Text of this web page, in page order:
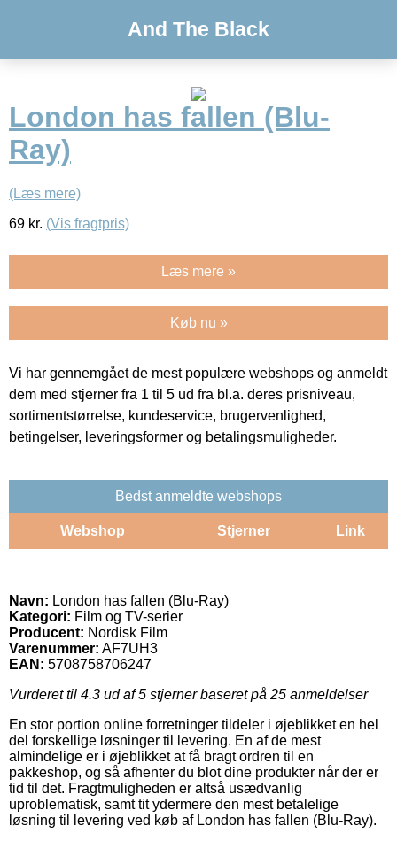
And The Black
London has fallen (Blu-
Ray)
(Læs mere)
69 kr. (Vis fragtpris)
Læs mere »
Køb nu »
Vi har gennemgået de mest populære webshops og anmeldt
dem med stjerner fra 1 til 5 ud fra bl.a. deres prisniveau,
sortimentstørrelse, kundeservice, brugervenlighed,
betingelser, leveringsformer og betalingsmuligheder.
Bedst anmeldte webshops
Webshop Stjerner Link
Navn: London has fallen (Blu-Ray)
Kategori: Film og TV-serier
Producent: Nordisk Film
Varenummer: AF7UH3
EAN: 5708758706247
Vurderet til 4.3 ud af 5 stjerner baseret på 25 anmeldelser
En stor portion online forretninger tildeler i øjeblikket en hel
del forskellige løsninger til levering. En af de mest
almindelige er i øjeblikket at få bragt ordren til en
pakkeshop, og så afhenter du blot dine produkter når der er
tid til det. Fragtmuligheden er altså usædvanlig
uproblematisk, samt tit ydermere den mest betalelige
løsning til levering ved køb af London has fallen (Blu-Ray).